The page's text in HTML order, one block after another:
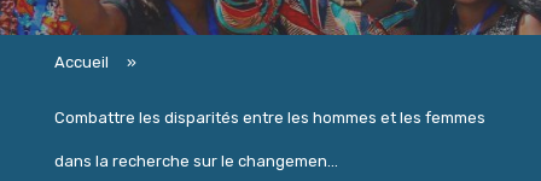
Accueil »
Combattre les disparités entre les hommes et les femmes
dans la recherche sur le changemen...